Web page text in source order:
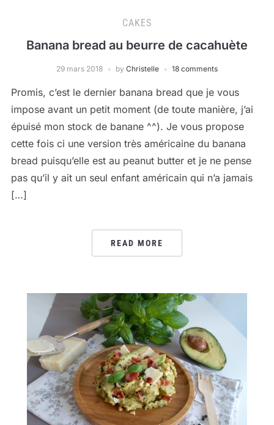
CAKES
Banana bread au beurre de cacahuète
29 mars 2018 by Christelle 18 comments
Promis, c’est le dernier banana bread que je vous
impose avant un petit moment (de toute manière, j’ai
épuisé mon stock de banane ^^). Je vous propose
cette fois ci une version très américaine du banana
bread puisqu’elle est au peanut butter et je ne pense
pas qu’il y ait un seul enfant américain qui n’a jamais
[…]
READ MORE